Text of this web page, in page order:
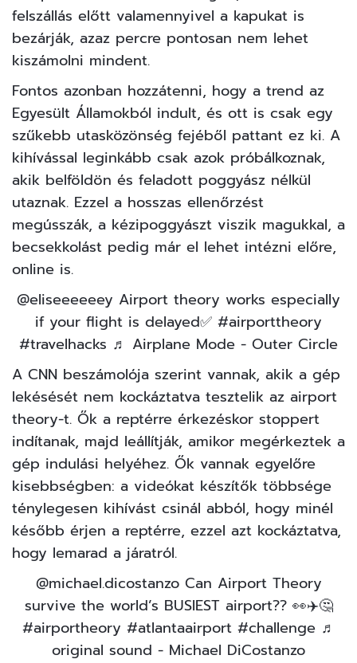
felszállás előtt valamennyivel a kapukat is
bezárják, azaz percre pontosan nem lehet
kiszámolni mindent.
Fontos azonban hozzátenni, hogy a trend az
Egyesült Államokból indult, és ott is csak egy
szűkebb utasközönség fejéből pattant ez ki. A
kihívással leginkább csak azok próbálkoznak,
akik belföldön és feladott poggyász nélkül
utaznak. Ezzel a hosszas ellenőrzést
megússzák, a kézipoggyászt viszik magukkal, a
becsekkolást pedig már el lehet intézni előre,
online is.
@eliseeeeeey Airport theory works especially
if your flight is delayed✅ #airporttheory
#travelhacks ♬ Airplane Mode - Outer Circle
A CNN beszámolója szerint vannak, akik a gép
lekésését nem kockáztatva tesztelik az airport
theory-t. Ők a reptérre érkezéskor stoppert
indítanak, majd leállítják, amikor megérkeztek a
gép indulási helyéhez. Ők vannak egyelőre
kisebbségben: a videókat készítők többsége
ténylegesen kihívást csinál abból, hogy minél
később érjen a reptérre, ezzel azt kockáztatva,
hogy lemarad a járatról.
@michael.dicostanzoCan Airport Theory
survive the world’s BUSIEST airport?? 👀✈️🤔
#airportheory #atlantaairport #challenge ♬
original sound - Michael DiCostanzo